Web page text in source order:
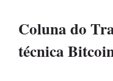
Coluna do
técnica